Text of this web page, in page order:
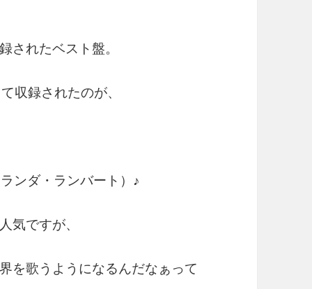
されたベスト盤。
収録されたのが、
ンダ・ランバート）♪
気ですが、
を歌うようになるんだなぁって